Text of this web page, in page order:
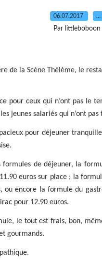
06.07.2017 …
Par littleboboon
de la Scène Thélème, le
pour ceux qui n’ont pas le
jeunes salariés qui n’ont
pour déjeuner
formules de déjeuner, la
euros sur place ; la
ou encore la formule du
pour 12.90 euros.
le tout est frais, bon,
gourmands.